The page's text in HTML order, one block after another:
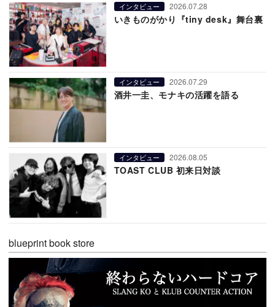
インタビュー 2026.07.28
いきものがかり『tiny desk』舞台裏
インタビュー 2026.07.29
酒井一圭、モナキの活躍を語る
インタビュー 2026.08.05
TOAST CLUB 初来日対談
blueprint book store